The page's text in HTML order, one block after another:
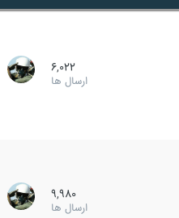
6,022
ارسال ها
9,980
ارسال ها